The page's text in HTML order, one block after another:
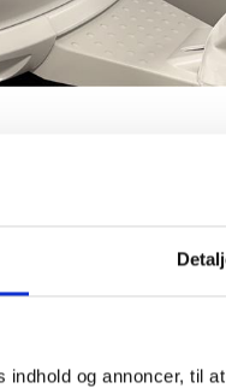
og annoncer, til
440 SF
look både inde og
på tværs og
mødes"